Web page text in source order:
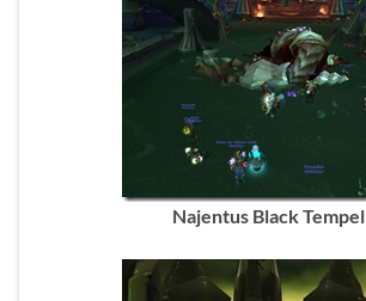
Najentus Black Tempel